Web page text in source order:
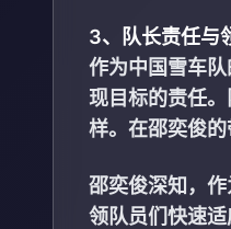
3、队长责任与
作为中国雪车
现目标的责任
样。在邵奕俊
邵奕俊深知，
领队员们快速